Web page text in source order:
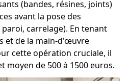
(bandes, résines, joints)
avant la pose des
carrelage). En tenant
et de la main-d'œuvre
cette opération cruciale, il
de 500 à 1500 euros.